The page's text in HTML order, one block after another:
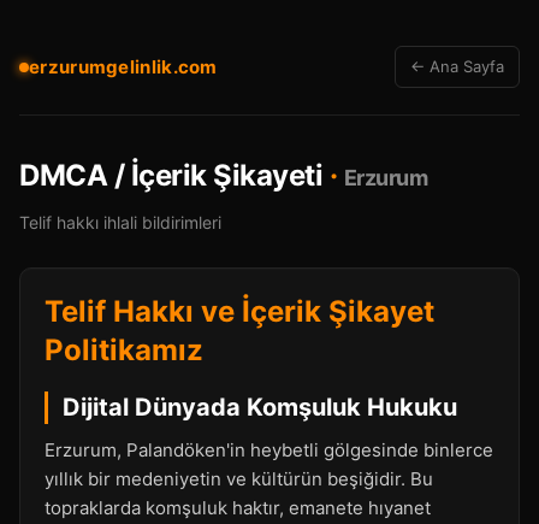
erzurumgelinlik.com ← Ana Sayfa
DMCA / İçerik Şikayeti · Erzurum
Telif hakkı ihlali bildirimleri
Telif Hakkı ve İçerik Şikayet
Politikamız
Dijital Dünyada Komşuluk Hukuku
Erzurum, Palandöken'in heybetli gölgesinde binlerce
yıllık bir medeniyetin ve kültürün beşiğidir. Bu
topraklarda komşuluk haktır, emanete hıyanet